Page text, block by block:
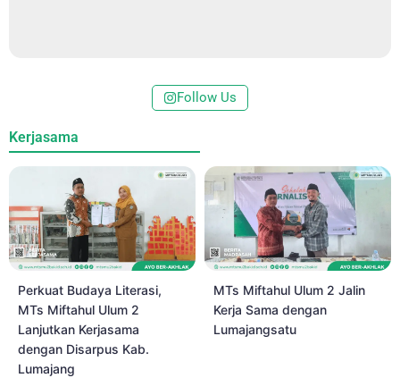
Follow Us
Kerjasama
Perkuat Budaya Literasi,
MTs Miftahul Ulum 2
Lanjutkan Kerjasama
dengan Disarpus Kab.
Lumajang
MTs Miftahul Ulum 2 Jalin
Kerja Sama dengan
Lumajangsatu